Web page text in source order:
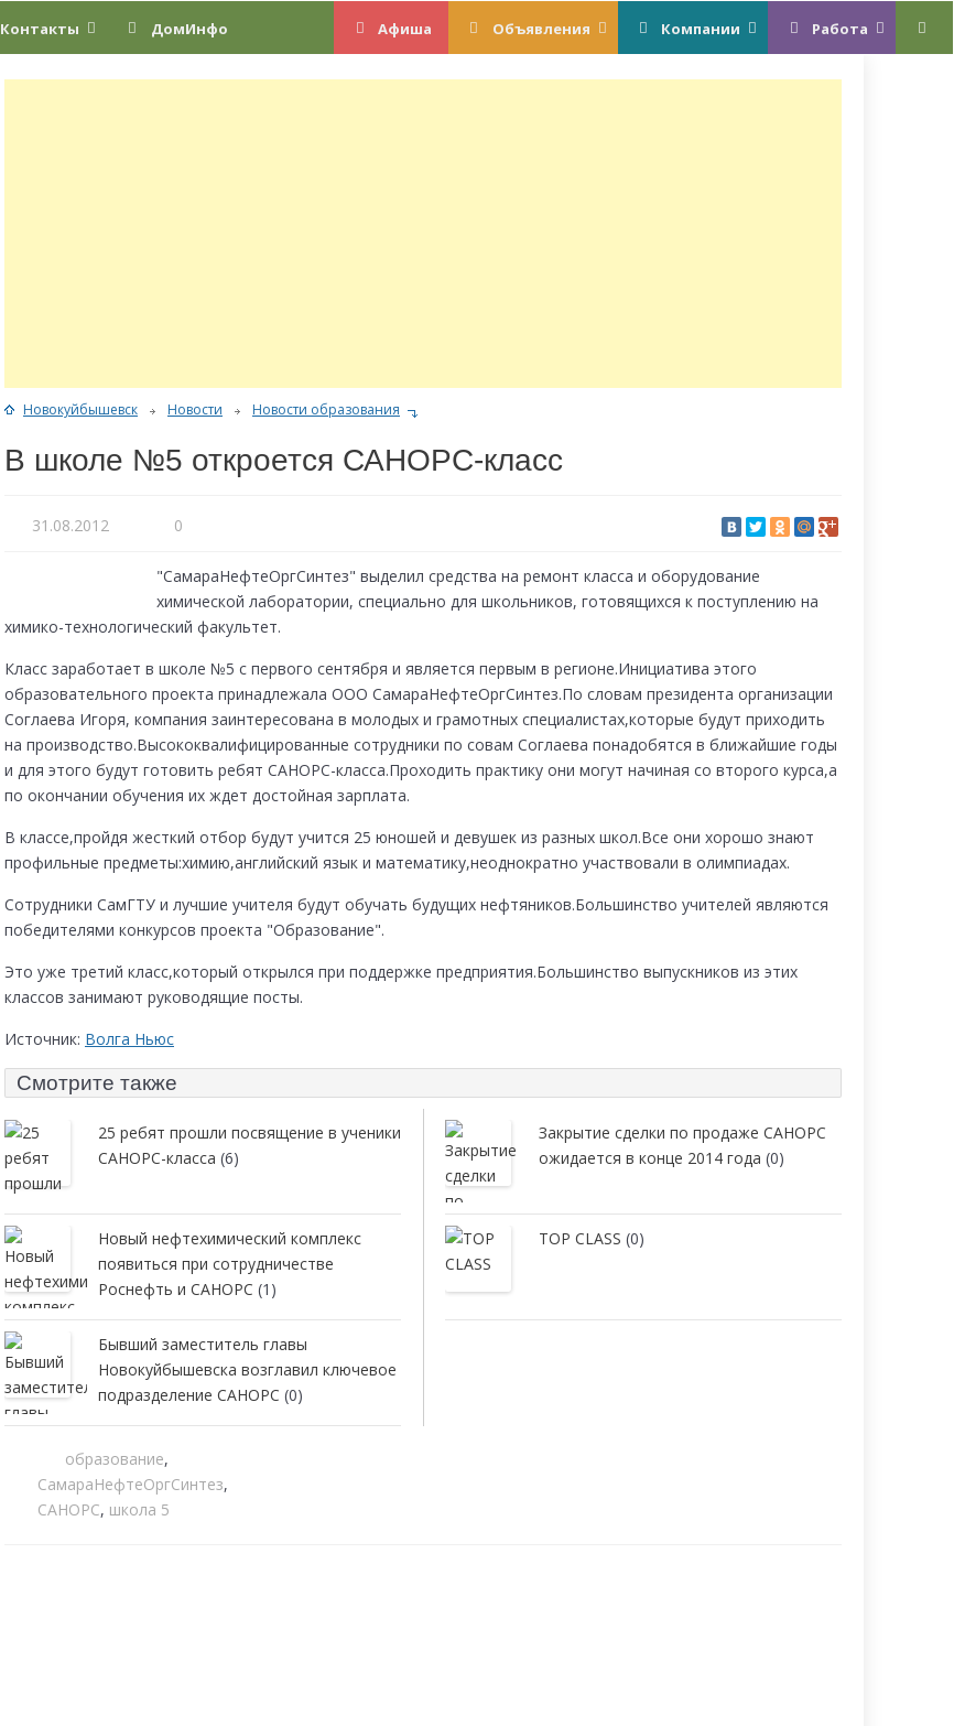
Контакты Работа
Компании
Объявления
Афиша
ДомИнфо
Новокуйбышевск Новости Новости образования
В школе №5 откроется САНОРС-класс
31.08.2012 0
"СамараНефтеОргСинтез" выделил средства на ремонт класса и оборудование
химической лаборатории, специально для школьников, готовящихся к поступлению на
химико-технологический факультет.
Класс заработает в школе №5 с первого сентября и является первым в регионе.Инициатива этого
образовательного проекта принадлежала ООО СамараНефтеОргСинтез.По словам президента организации
Соглаева Игоря, компания заинтересована в молодых и грамотных специалистах,которые будут приходить
на производство.Высококвалифицированные сотрудники по совам Соглаева понадобятся в ближайшие годы
и для этого будут готовить ребят САНОРС-класса.Проходить практику они могут начиная со второго курса,а
по окончании обучения их ждет достойная зарплата.
В классе,пройдя жесткий отбор будут учится 25 юношей и девушек из разных школ.Все они хорошо знают
профильные предметы:химию,английский язык и математику,неоднократно участвовали в олимпиадах.
Сотрудники СамГТУ и лучшие учителя будут обучать будущих нефтяников.Большинство учителей являются
победителями конкурсов проекта "Образование".
Это уже третий класс,который открылся при поддержке предприятия.Большинство выпускников из этих
классов занимают руководящие посты.
Источник: Волга Ньюс
Смотрите также
25 ребят прошли посвящение в ученики
САНОРС-класса (6)
Новый нефтехимический комплекс
появиться при сотрудничестве
Роснефть и САНОРС (1)
Бывший заместитель главы
Новокуйбышевска возглавил ключевое
подразделение САНОРС (0)
Закрытие сделки по продаже САНОРС
ожидается в конце 2014 года (0)
TOP CLASS (0)
образование,
СамараНефтеОргСинтез,
САНОРС, школа 5